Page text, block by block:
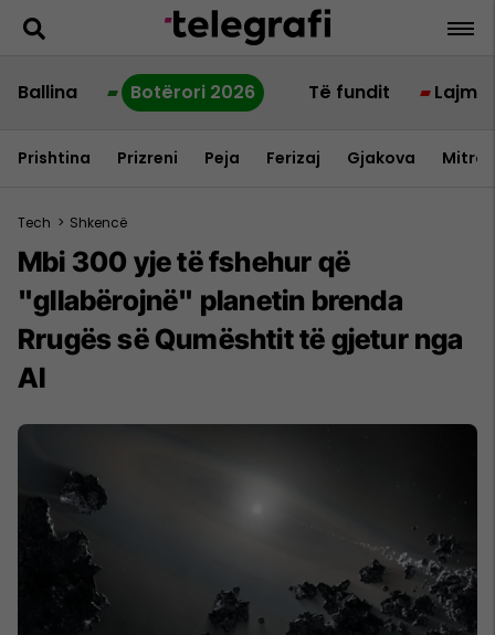
Ballina Botërori 2026 Të fundit Lajme
Prishtina Prizreni Peja Ferizaj Gjakova
Tech > Shkencë
Mbi 300 yje të fshehur që
"gllabërojnë" planetin brenda
Rrugës së Qumështit të gjetur nga
AI